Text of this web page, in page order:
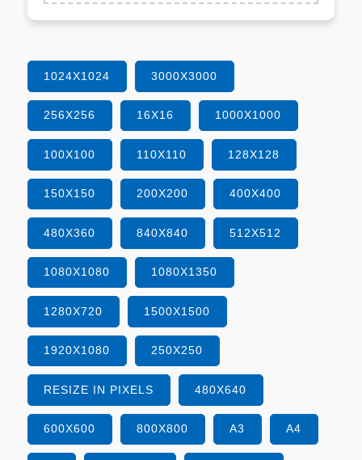
1024X1024 3000X3000
256X256 16X16 1000X1000
100X100 110X110 128X128
150X150 200X200 400X400
480X360 840X840 512X512
1080X1080 1080X1350
1280X720 1500X1500
1920X1080 250X250
RESIZE IN PIXELS 480X640
600X600 800X800 A3 A4